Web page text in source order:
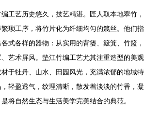
工艺历史悠久，技艺精湛。匠人取本地翠竹，
琐工序，将竹片化为纤细均匀的篾丝。他们指
式各样的器物：从实用的背篓、簸箕、竹篮，
艺术屏风。垫江竹编工艺尤其注重造型的美观
于牡丹、山水、田园风光，充满浓郁的地域特
轻盈透气，纹理清晰，散发着淡淡的竹香，凝
将自然生态与生活美学完美结合的典范。